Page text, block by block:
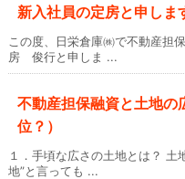
新入社員の定房と申しま
この度、日栄倉庫㈱で不動産担
房 俊行と申しま ...
不動産担保融資と土地の
位？）
１．手頃な広さの土地とは？ 土
地”と言っても ...